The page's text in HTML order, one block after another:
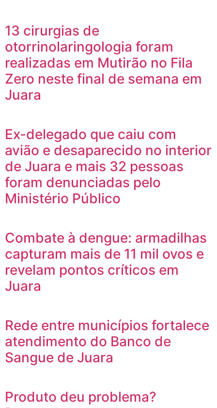
13 cirurgias de
otorrinolaringologia foram
realizadas em Mutirão no Fila
Zero neste final de semana em
Juara
Ex-delegado que caiu com
avião e desaparecido no interior
de Juara e mais 32 pessoas
foram denunciadas pelo
Ministério Público
Combate à dengue: armadilhas
capturam mais de 11 mil ovos e
revelam pontos críticos em
Juara
Rede entre municípios fortalece
atendimento do Banco de
Sangue de Juara
Produto deu problema?